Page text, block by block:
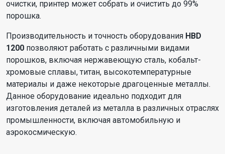
очистки, принтер может собрать и очистить до 99%
порошка.
Производительность и точность оборудования HBD
1200 позволяют работать с различными видами
порошков, включая нержавеющую сталь, кобальт-
хромовые сплавы, титан, высокотемпературные
материалы и даже некоторые драгоценные металлы.
Данное оборудование идеально подходит для
изготовления деталей из металла в различных отраслях
промышленности, включая автомобильную и
аэрокосмическую.